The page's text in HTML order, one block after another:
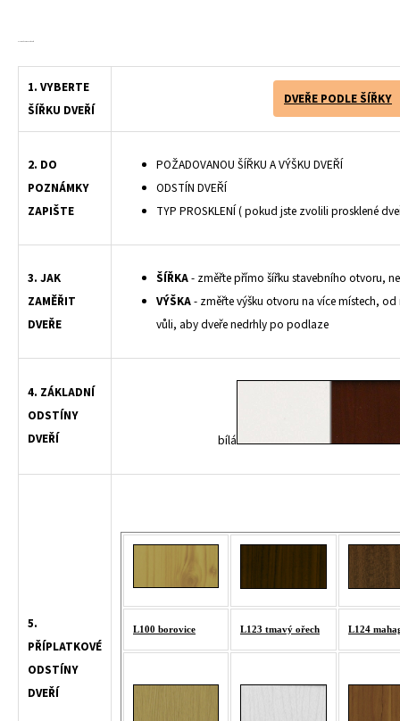
Plastové shrnovací dveře
1. VYBERTE
ŠÍŘKU DVEŘÍ
DVEŘE PODLE ŠÍŘKY
2. DO
POZNÁMKY
ZAPIŠTE
POŽADOVANOU ŠÍŘKU A VÝŠKU DVEŘÍ
ODSTÍN DVEŘÍ
TYP PROSKLENÍ ( pokud jste zvolili prosklené
3. JAK
ZAMĚŘIT
DVEŘE
ŠÍŘKA- změřte přímo šířku stavebního otvoru,
VÝŠKA- změřte výšku otvoru na více místech,
vůli, aby dveře nedrhly po podlaze
4. ZÁKLADNÍ
ODSTÍNY
DVEŘÍ
bílá
5.
PŘÍPLATKOVÉ
ODSTÍNY
DVEŘÍ
L100 borovice L123 tmavý ořech L124